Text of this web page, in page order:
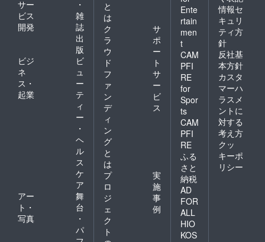
サー
ビス
開発
・
雑
誌
出
版
ビジ
ネ
ス・
起業
ビ
ュ
ー
テ
ィ
ー
・
ヘ
ル
ス
ケ
ア
アー
ト・
写真
舞
台
・
パ
と
は
ク
ラ
ウ
ド
フ
ァ
ン
デ
ィ
ン
グ
と
は
サ
ポ
ー
ト
サ
ー
ビ
ス
プ
ロ
ジ
ェ
ク
ト
実
施
事
例
Ente
rtain
men
t
CAM
PFI
RE
for
Spor
ts
CAM
PFI
RE
ふる
さと
納税
AD
FOR
ALL
HIO
KOS
情報セ
キュリ
ティ方
針
反社基
本方針
カスタ
マーハ
ラスメ
ントに
対する
考え方
クッ
キーポ
リシー